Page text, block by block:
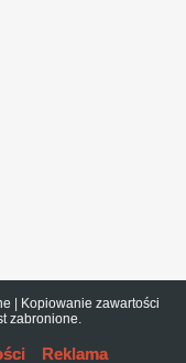
| Kopiowanie zawartości
zabronione.
Reklama